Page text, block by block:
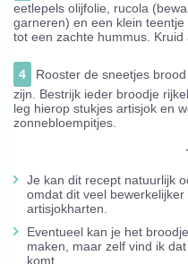
eetlepels olijfolie, rucola
garneren) en een klein
tot een zachte hummus.
4
Rooster de sneetjes
zijn. Bestrijk ieder broodje
leg hierop stukjes artisjok en
zonnebloempitjes.
Je kan dit recept natuurlijk
omdat dit veel
artisjokharten.
Eventueel kan je het
maken, maar zelf vind ik
komt.